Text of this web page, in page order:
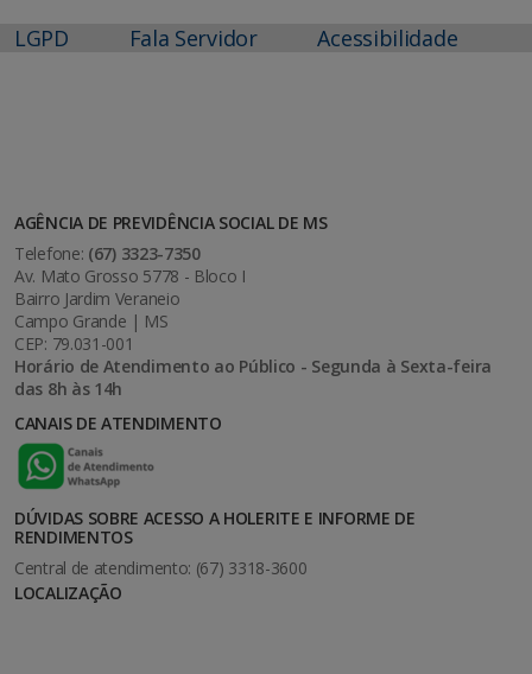
LGPD
Fala Servidor Acessibilidade
AGÊNCIA DE PREVIDÊNCIA SOCIAL DE MS
Telefone: (67) 3323-7350
Av. Mato Grosso 5778 - Bloco I
Bairro Jardim Veraneio
Campo Grande | MS
CEP: 79.031-001
Horário de Atendimento ao Público - Segunda à Sexta-feira
das 8h às 14h
CANAIS DE ATENDIMENTO
DÚVIDAS SOBRE ACESSO A HOLERITE E INFORME DE
RENDIMENTOS
Central de atendimento: (67) 3318-3600
LOCALIZAÇÃO